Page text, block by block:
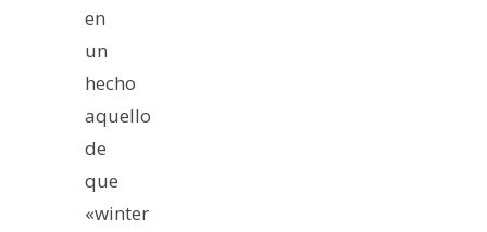
en
un
hecho
aquello
de
que
«winter